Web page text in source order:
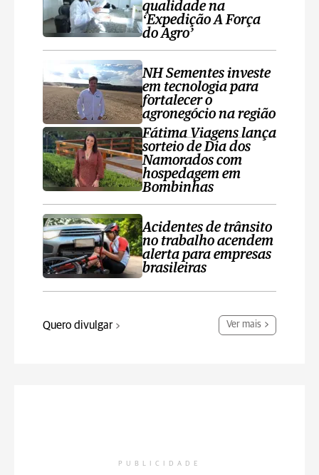
qualidade na
‘Expedição A Força
do Agro’
NH Sementes investe
em tecnologia para
fortalecer o
agronegócio na região
Fátima Viagens lança
sorteio de Dia dos
Namorados com
hospedagem em
Bombinhas
Acidentes de trânsito
no trabalho acendem
alerta para empresas
brasileiras
Quero divulgar Ver mais
PUBLICIDADE